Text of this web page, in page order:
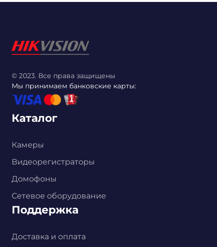
© 2023. Все права защищены
Мы принимаем банковские карты:
Каталог
Камеры
Видеорегистраторы
Домофоны
Сетевое оборудование
Поддержка
Доставка и оплата